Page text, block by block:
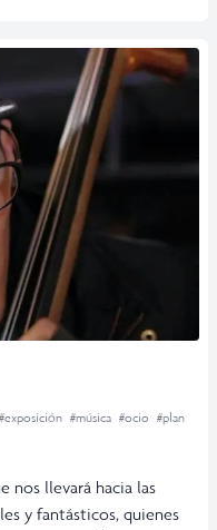
#exposición #música #ocio #plan
nos llevará hacia las
y fantásticos, quienes